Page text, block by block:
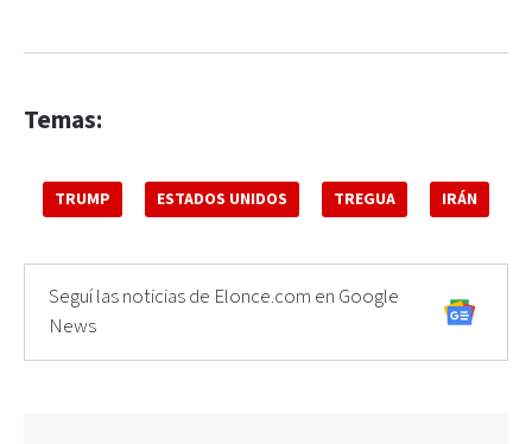
Temas:
TRUMP ESTADOS UNIDOS TREGUA IRÁN
Seguí las noticias de Elonce.com en Google
News